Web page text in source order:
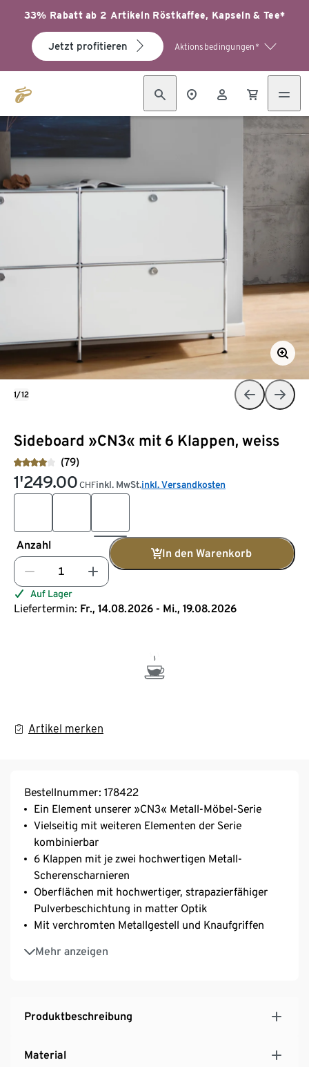
33% Rabatt ab 2 Artikeln Röstkaffee, Kapseln & Tee*
Jetzt profitieren Aktionsbedingungen*
Sideboard »CN3« mit 6 Klappen, weiss
(79)
1'249.00 CHFinkl. MwSt.inkl. Versandkosten
Anzahl
In den Warenkorb
Auf Lager
Liefertermin: Fr., 14.08.2026 - Mi., 19.08.2026
Artikel merken
1/12
Bestellnummer: 178422
Ein Element unserer »CN3« Metall-Möbel-Serie
Vielseitig mit weiteren Elementen der Serie
kombinierbar
6 Klappen mit je zwei hochwertigen Metall-
Scherenscharnieren
Oberflächen mit hochwertiger, strapazierfähiger
Pulverbeschichtung in matter Optik
Mit verchromten Metallgestell und Knaufgriffen
Mehr anzeigen
Inkl. höhenverstellbarer Kunststofffüsse – fester
Stand auch auf unebenen Flächen
Produktbeschreibung
Material